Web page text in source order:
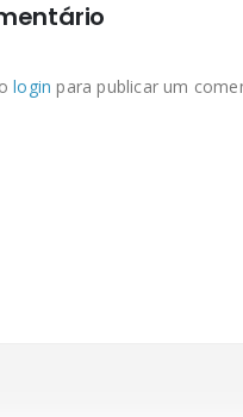
login para publicar um